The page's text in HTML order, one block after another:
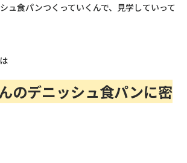
ュ食パンつくっていくんで、見学していって
のデニッシュ食パンに密